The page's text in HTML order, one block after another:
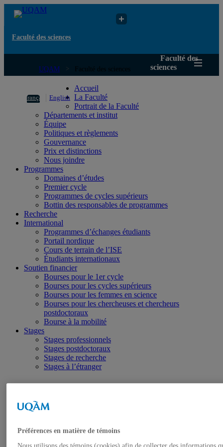
Faculté des sciences
UQAM Faculté des sciences
Faculté des
sciences
Français English
Accueil
La Faculté
Portrait de la Faculté
Départements et institut
Équipe
Politiques et règlements
Gouvernance
Prix et distinctions
Nous joindre
Programmes
Domaines d’études
Premier cycle
Programmes de cycles supérieurs
Bottin des responsables de programmes
Recherche
International
Programmes d’échanges étudiants
Portail nordique
Cours de terrain de l’ISE
Étudiants internationaux
Soutien financier
Bourses pour le 1er cycle
Bourses pour les cycles supérieurs
Bourses pour les femmes en science
Bourses pour les chercheuses et chercheurs
postdoctoraux
Bourse à la mobilité
Stages
Stages professionnels
Stages postdoctoraux
Stages de recherche
Stages à l’étranger
Futurs étudiants
Pourquoi choisir la Faculté des sciences de l’UQAM?
Étudiants libres
Universitaire d’un jour 2026
Préférences en matière de témoins